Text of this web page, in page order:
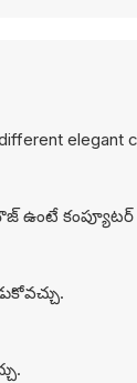
elegant
ఉంటే